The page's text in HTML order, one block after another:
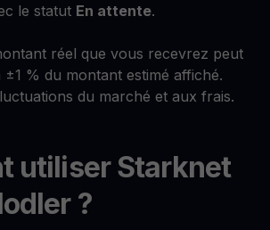
le statut En attente.
réel que vous recevrez peut
±1 % du montant estimé affiché.
du marché et aux frais.
utiliser Starknet
?